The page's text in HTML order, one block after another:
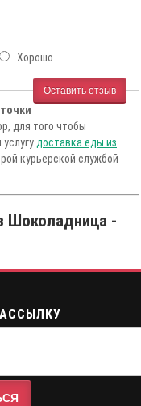
Хорошо
Оставить отзыв
для того чтобы
доставка еды из
курьерской службой
Шоколадница -